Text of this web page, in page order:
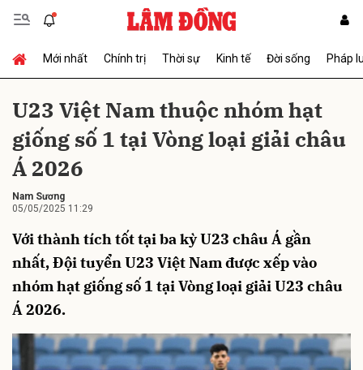
Mới nhất Chính trị Thời sự Kinh tế Đời sống Pháp
U23 Việt Nam thuộc nhóm hạt
giống số 1 tại Vòng loại giải châu
Á 2026
Nam Sương
05/05/2025 11:29
Với thành tích tốt tại ba kỳ U23 châu Á gần
nhất, Đội tuyển U23 Việt Nam được xếp vào
nhóm hạt giống số 1 tại Vòng loại giải U23 châu
Á 2026.
Gửi bình luận
Hủy